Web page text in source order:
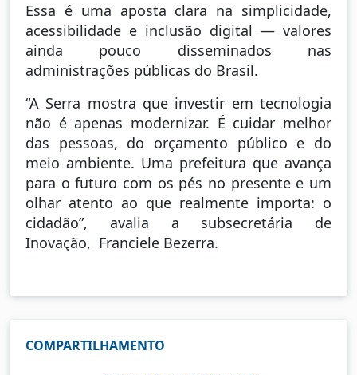
Essa é uma aposta clara na simplicidade,
acessibilidade e inclusão digital — valores
ainda pouco disseminados nas
administrações públicas do Brasil.
“A Serra mostra que investir em tecnologia
não é apenas modernizar. É cuidar melhor
das pessoas, do orçamento público e do
meio ambiente. Uma prefeitura que avança
para o futuro com os pés no presente e um
olhar atento ao que realmente importa: o
cidadão”, avalia a subsecretária de
Inovação, Franciele Bezerra.
COMPARTILHAMENTO